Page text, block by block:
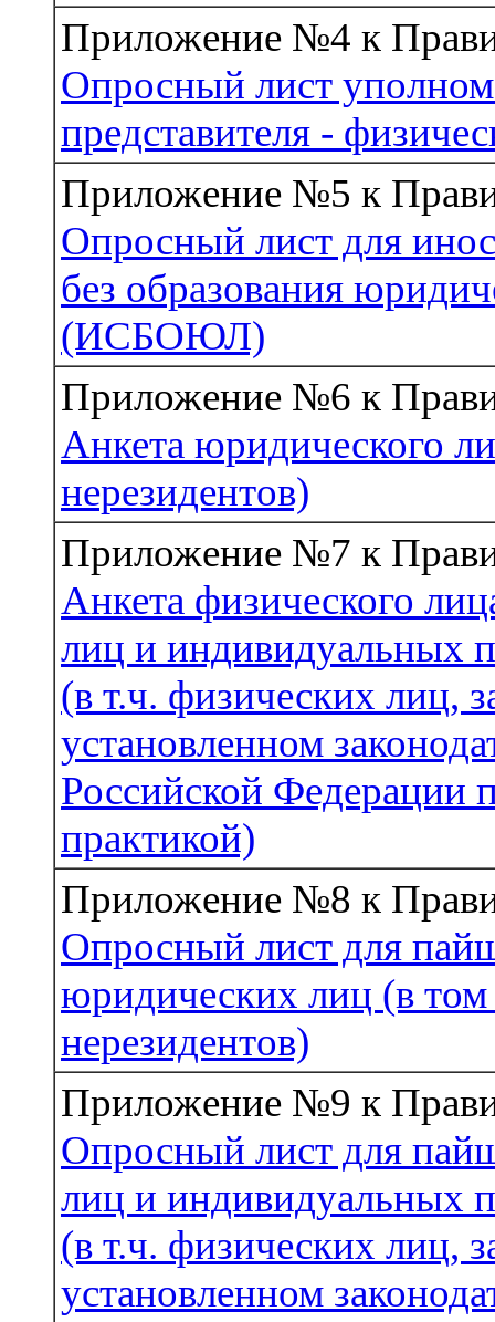
Приложение №4 к
Опросный лист
представителя -
Приложение №5 к
Опросный лист для
без образования
(ИСБОЮЛ)
Приложение №6 к
Анкета юридического
нерезидентов)
Приложение №7 к
Анкета физического
лиц и индивидуальных
(в т.ч. физических лиц,
установленном
Российской Федерации
практикой)
Приложение №8 к
Опросный лист для
юридических лиц (в том
нерезидентов)
Приложение №9 к
Опросный лист для
лиц и индивидуальных
(в т.ч. физических лиц,
установленном